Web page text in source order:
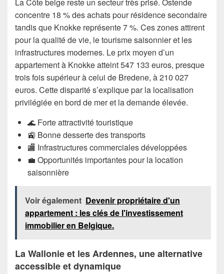
concentre 18 % des achats pour résidence secondaire
tandis que Knokke représente 7 %. Ces zones attirent
pour la qualité de vie, le tourisme saisonnier et les
infrastructures modernes. Le prix moyen d’un
appartement à Knokke atteint 547 133 euros, presque
trois fois supérieur à celui de Bredene, à 210 027
euros. Cette disparité s’explique par la localisation
privilégiée en bord de mer et la demande élevée.
🌊 Forte attractivité touristique
🚉 Bonne desserte des transports
🏬 Infrastructures commerciales développées
💼 Opportunités importantes pour la location
saisonnière
Voir également Devenir propriétaire d'un
appartement : les clés de l'investissement
immobilier en Belgique.
La Wallonie et les Ardennes, une alternative
accessible et dynamique